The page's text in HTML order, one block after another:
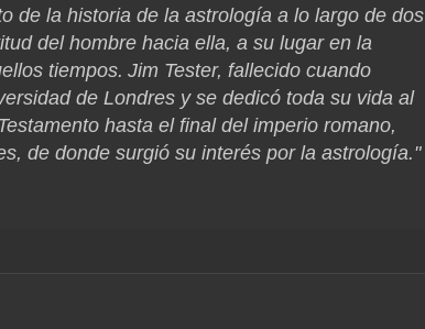
de la historia de la astrología a lo largo de dos
del hombre hacia ella, a su lugar en la
tiempos. Jim Tester, fallecido cuando
de Londres y se dedicó toda su vida al
hasta el final del imperio romano,
de donde surgió su interés por la astrología."